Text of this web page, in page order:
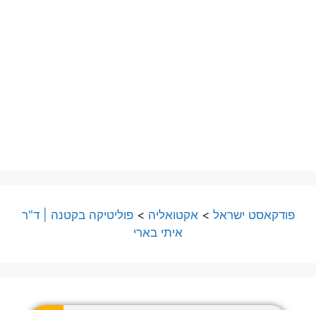
פודקאסט ישראל > אקטואליה >פוליטיקה בקטנה | ד"ר
איתי בארי